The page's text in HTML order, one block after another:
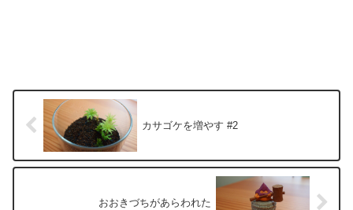
カサゴケを増やす #2
おおきづちがあらわれた